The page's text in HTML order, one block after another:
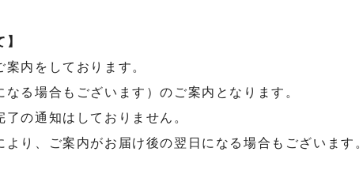
内をしております。
る場合もございます）のご案内となります。
の通知はしておりません。
り、ご案内がお届け後の翌日になる場合もございます。